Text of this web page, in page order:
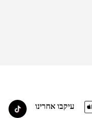
עיקבו אחרינו